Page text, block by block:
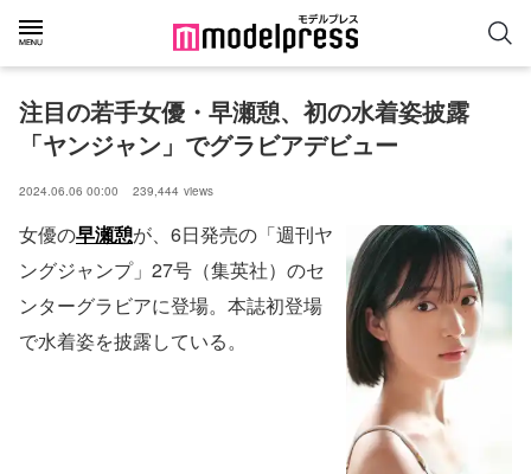
注目の若手女優・早瀬憩、初の水着姿披露
「ヤンジャン」でグラビアデビュー
2024.06.06 00:00 239,444 views
女優の早瀬憩が、6日発売の「週刊ヤ
ングジャンプ」27号（集英社）のセ
ンターグラビアに登場。本誌初登場
で水着姿を披露している。